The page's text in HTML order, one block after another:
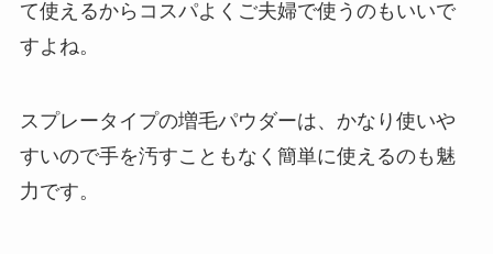
て使えるからコスパよくご夫婦で使うのもいいで
すよね。
スプレータイプの増毛パウダーは、かなり使いや
すいので手を汚すこともなく簡単に使えるのも魅
力です。